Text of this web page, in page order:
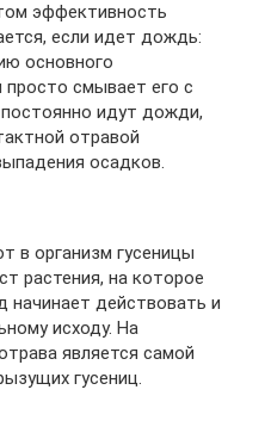
эффективность
если идет дождь:
основного
смывает его с
идут дожди,
отравой
осадков.
в организм гусеницы
растения, на которое
начинает действовать и
исходу. На
является самой
гусениц.